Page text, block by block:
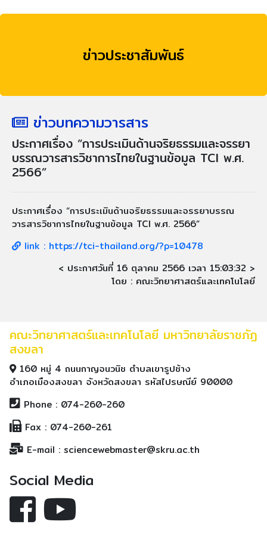
ข่าวประชาสัมพันธ์
ข่าวบทความวารสาร
ประกาศเรื่อง “การประเมินด้านจริยธรรมและจรรยา
บรรณวารสารวิชาการไทยในฐานข้อมูล TCI พ.ศ.
2566”
ประกาศเรื่อง “การประเมินด้านจริยธรรมและจรรยาบรรณ
วารสารวิชาการไทยในฐานข้อมูล TCI พ.ศ. 2566”
link : https://tci-thailand.org/?p=10478
< ประกาศวันที่ 16 ตุลาคม 2566 เวลา 15:03:32 >
โดย : คณะวิทยาศาสตร์และเทคโนโลยี
คณะวิทยาศาสตร์และเทคโนโลยี มหาวิทยาลัยราชภัฏ
สงขลา
160 หมู่ 4 ถนนกาญจนวนิช ตำบลเขารูปช้าง
อำเภอเมืองสงขลา จังหวัดสงขลา รหัสไปรษณีย์ 90000
Phone : 074-260-260
Fax : 074-260-261
E-mail : sciencewebmaster@skru.ac.th
Social Media